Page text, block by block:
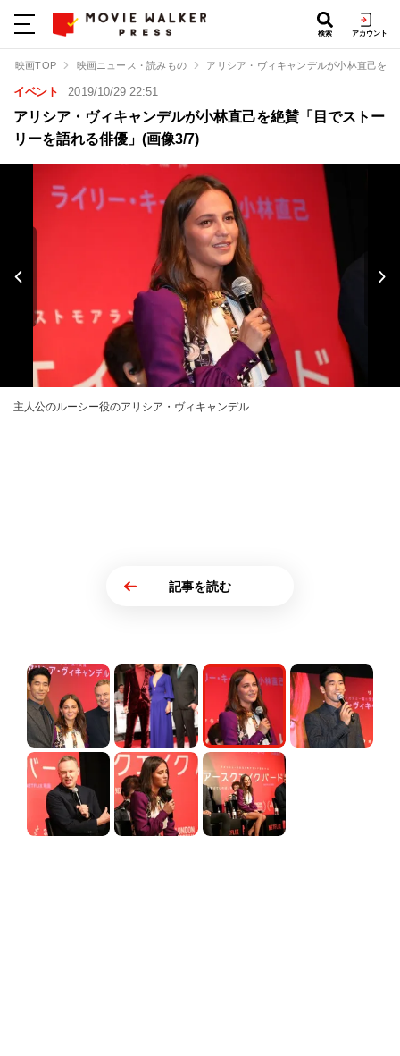
検索 アカウント
映画TOP 映画ニュース・読みもの アリシア・ヴィキャンデルが小林直己を
イベント 2019/10/29 22:51
アリシア・ヴィキャンデルが小林直己を絶賛「目でストー
リーを語れる俳優」(画像3/7)
主人公のルーシー役のアリシア・ヴィキャンデル
記事を読む